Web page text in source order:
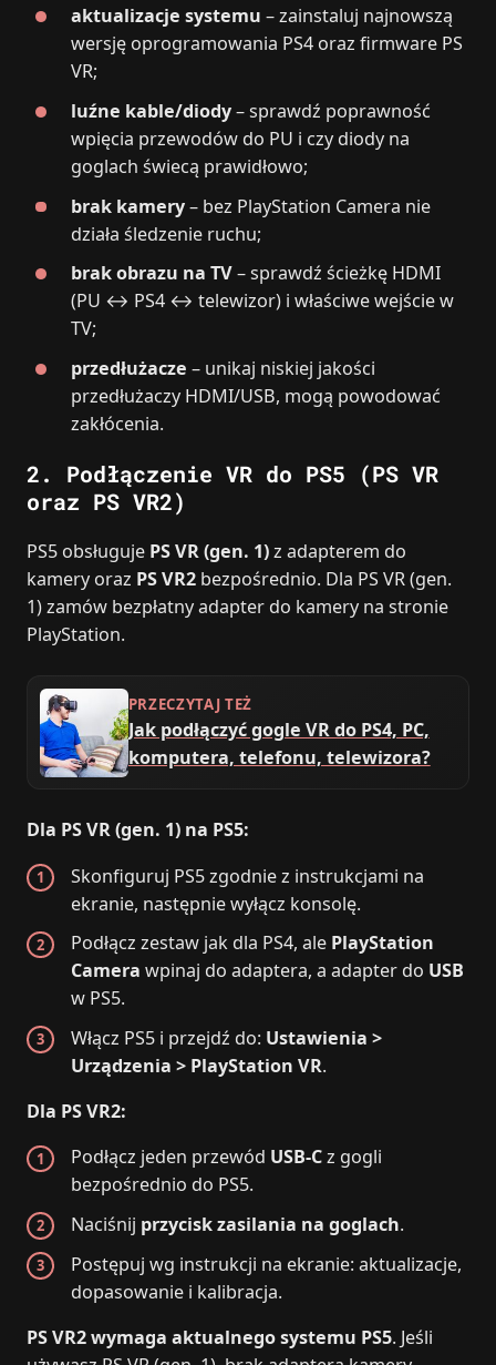
aktualizacje systemu – zainstaluj najnowszą
wersję oprogramowania PS4 oraz firmware PS
VR;
luźne kable/diody– sprawdź poprawność
wpięcia przewodów do PU i czy diody na
goglach świecą prawidłowo;
brak kamery– bez PlayStation Camera nie
działa śledzenie ruchu;
brak obrazu na TV– sprawdź ścieżkę HDMI
(PU ↔ PS4 ↔ telewizor) i właściwe wejście w
TV;
przedłużacze – unikaj niskiej jakości
przedłużaczy HDMI/USB, mogą powodować
zakłócenia.
2. Podłączenie VR do PS5 (PS VR
oraz PS VR2)
PS5 obsługuje PS VR (gen. 1)z adapterem do
kamery oraz PS VR2 bezpośrednio. Dla PS VR (gen.
1) zamów bezpłatny adapter do kamery na stronie
PlayStation.
PRZECZYTAJ TEŻ
Jak podłączyć gogle VR do PS4, PC,
komputera, telefonu, telewizora?
Dla PS VR (gen. 1) na PS5:
Skonfiguruj PS5 zgodnie z instrukcjami na
ekranie, następnie wyłącz konsolę.
Podłącz zestaw jak dla PS4, ale PlayStation
Camera wpinaj do adaptera, a adapter do USB
w PS5.
Włącz PS5 i przejdź do: Ustawienia >
Urządzenia > PlayStation VR.
Dla PS VR2:
Podłącz jeden przewód USB‑Cz gogli
bezpośrednio do PS5.
Naciśnij przycisk zasilania na goglach.
Postępuj wg instrukcji na ekranie: aktualizacje,
dopasowanie i kalibracja.
PS VR2 wymaga aktualnego systemu PS5. Jeśli